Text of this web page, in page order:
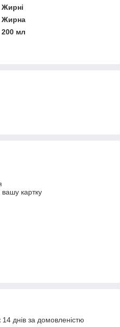
Жирні
Жирна
200 мл
картку
днів за домовленістю